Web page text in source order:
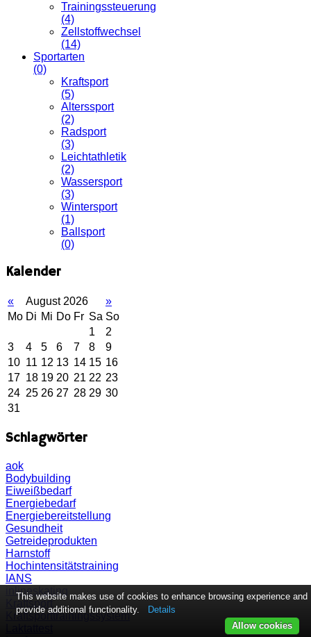
Trainingssteuerung
(4)
Zellstoffwechsel
(14)
Sportarten
(0)
Kraftsport
(5)
Alterssport
(2)
Radsport
(3)
Leichtathletik
(2)
Wassersport
(3)
Wintersport
(1)
Ballsport
(0)
Kalender
« August 2026
»
Mo Di Mi Do Fr Sa So
1
2
3
4 5 6 7 8
9
10 11 12 13 14 15 16
17 18 19 20 21 22 23
24 25 26 27 28 29 30
31
Schlagwörter
aok
Bodybuilding
Eiweißbedarf
Energiebedarf
Energiebereitstellung
Gesundheit
Getreideprodukten
Harnstoff
Hochintensitätstraining
IANS
inlineskating
Kraftsport
Kraftsporttrainingssystem
This website makes use of cookies to enhance browsing experience and
provide additional functionality.
Details
Allow cookies